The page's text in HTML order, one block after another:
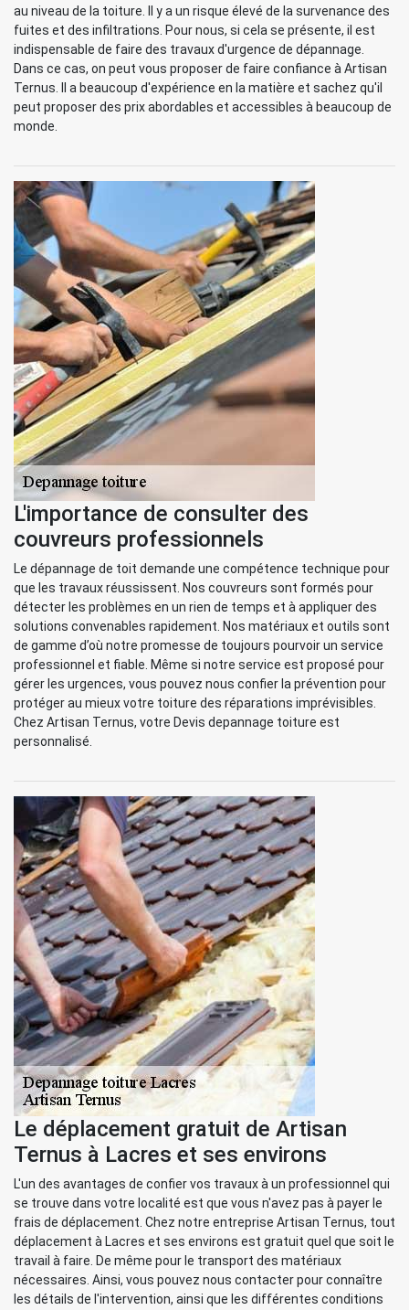
au niveau de la toiture. Il y a un risque élevé de la survenance des
fuites et des infiltrations. Pour nous, si cela se présente, il est
indispensable de faire des travaux d'urgence de dépannage.
Dans ce cas, on peut vous proposer de faire confiance à Artisan
Ternus. Il a beaucoup d'expérience en la matière et sachez qu'il
peut proposer des prix abordables et accessibles à beaucoup de
monde.
L'importance de consulter des
couvreurs professionnels
Le dépannage de toit demande une compétence technique pour
que les travaux réussissent. Nos couvreurs sont formés pour
détecter les problèmes en un rien de temps et à appliquer des
solutions convenables rapidement. Nos matériaux et outils sont
de gamme d’où notre promesse de toujours pourvoir un service
professionnel et fiable. Même si notre service est proposé pour
gérer les urgences, vous pouvez nous confier la prévention pour
protéger au mieux votre toiture des réparations imprévisibles.
Chez Artisan Ternus, votre Devis depannage toiture est
personnalisé.
Le déplacement gratuit de Artisan
Ternus à Lacres et ses environs
L'un des avantages de confier vos travaux à un professionnel qui
se trouve dans votre localité est que vous n'avez pas à payer le
frais de déplacement. Chez notre entreprise Artisan Ternus, tout
déplacement à Lacres et ses environs est gratuit quel que soit le
travail à faire. De même pour le transport des matériaux
nécessaires. Ainsi, vous pouvez nous contacter pour connaître
les détails de l'intervention, ainsi que les différentes conditions